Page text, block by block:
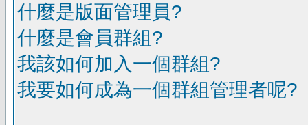
什麼是版面管理員?
什麼是會員群組?
我該如何加入一個群組?
我要如何成為一個群組管理者呢?